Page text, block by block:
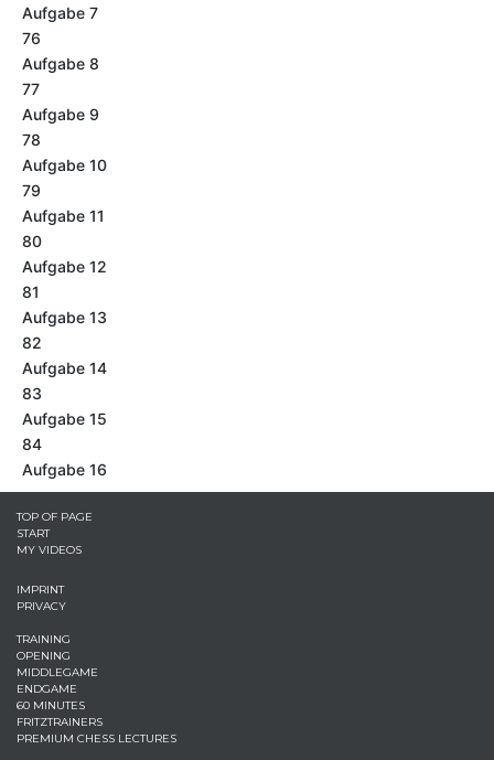
Aufgabe 7
76
Aufgabe 8
77
Aufgabe 9
78
Aufgabe 10
79
Aufgabe 11
80
Aufgabe 12
81
Aufgabe 13
82
Aufgabe 14
83
Aufgabe 15
84
Aufgabe 16
TOP OF PAGE
START
MY VIDEOS
IMPRINT
PRIVACY
TRAINING
OPENING
MIDDLEGAME
ENDGAME
60 MINUTES
FRITZTRAINERS
PREMIUM CHESS LECTURES